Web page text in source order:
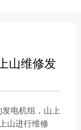
山维修发
电机组，山上
山进行维修